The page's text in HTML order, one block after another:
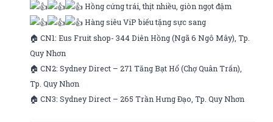
Hồng cứng trái, thịt nhiều, giòn ngọt đậm
Hàng siêu ViP biếu tặng sực sang
🏠 CN1: Eus Fruit shop- 344 Diên Hồng (Ngã 6 Ngô Mây), Tp.
Quy Nhơn
🏠 CN2: Sydney Direct – 271 Tăng Bạt Hổ (Chợ Quân Trấn),
Tp. Quy Nhơn
🏠 CN3: Sydney Direct – 265 Trần Hưng Đạo, Tp. Quy Nhơn